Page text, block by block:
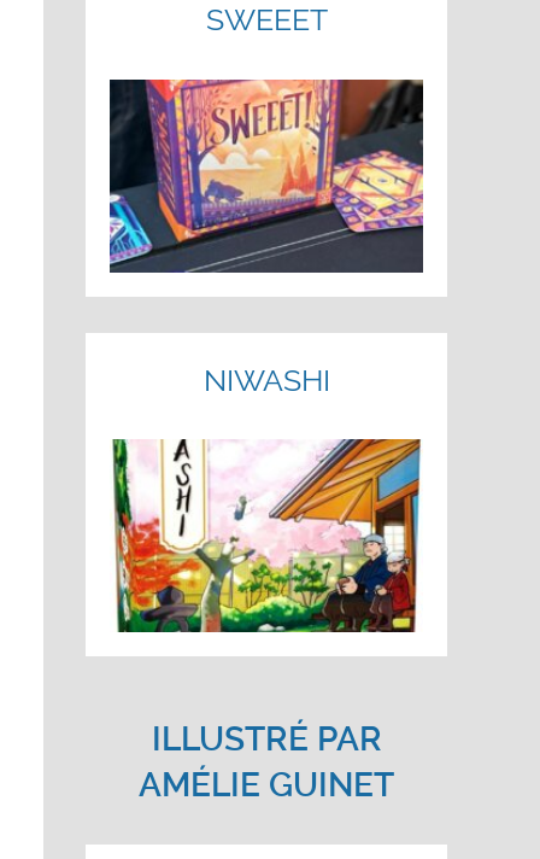
SWEEET
NIWASHI
ILLUSTRÉ PAR
AMÉLIE GUINET